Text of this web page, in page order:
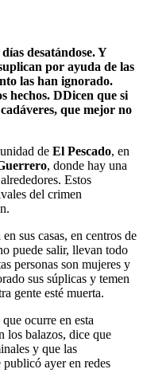
desatándose. Y
por ayuda de las
las han ignorado.
hechos. DDicen que si
que mejor no
de El Pescado, en
, donde hay una
Estos
del crimen
sus casas, en centros de
puede salir, llevan todo
personas son mujeres y
sus súplicas y temen
gente esté muerta.
ocurre en esta
los balazos, dice que
y que las
publicó ayer en redes